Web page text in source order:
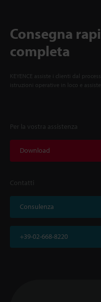
Consegna
completa
KEYENCE assiste i clienti dal
istruzioni operative in loco e
Per la vostra assistenza
Download
Contatti
Consulenza
+39-02-668-8220